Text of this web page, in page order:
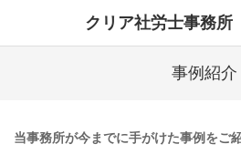
クリア社労士事務所
事例紹介
当事務所が今までに手がけた事例をご